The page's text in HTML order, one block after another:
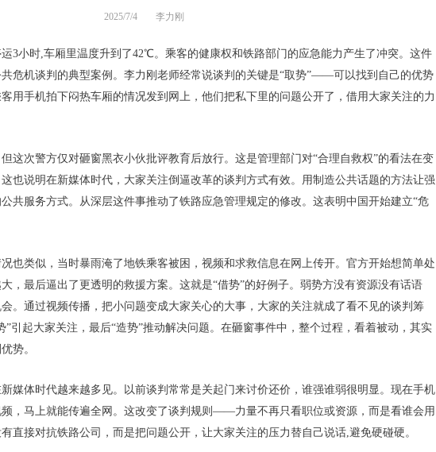
2025/7/4 李力刚
运3小时,车厢里温度升到了42℃。乘客的健康权和铁路部门的应急能力产生了冲突。这件
危机谈判的典型案例。李力刚老师经常说谈判的关键是“取势”——可以找到自己的优势
用手机拍下闷热车厢的情况发到网上，他们把私下里的问题公开了，借用大家关注的力
这次警方仅对砸窗黑衣小伙批评教育后放行。这是管理部门对“合理自救权”的看法在变
也说明在新媒体时代，大家关注倒逼改革的谈判方式有效。用制造公共话题的方法让强
共服务方式。从深层这件事推动了铁路应急管理规定的修改。这表明中国开始建立“危
也类似，当时暴雨淹了地铁乘客被困，视频和求救信息在网上传开。官方开始想简单处
，最后逼出了更透明的救援方案。这就是“借势”的好例子。弱势方没有资源没有话语
。通过视频传播，把小问题变成大家关心的大事，大家的关注就成了看不见的谈判筹
”引起大家关注，最后“造势”推动解决问题。在砸窗事件中，整个过程，看着被动，其实
势。
媒体时代越来越多见。以前谈判常常是关起门来讨价还价，谁强谁弱很明显。现在手机
，马上就能传遍全网。这改变了谈判规则——力量不再只看职位或资源，而是看谁会用
直接对抗铁路公司，而是把问题公开，让大家关注的压力替自己说话,避免硬碰硬。